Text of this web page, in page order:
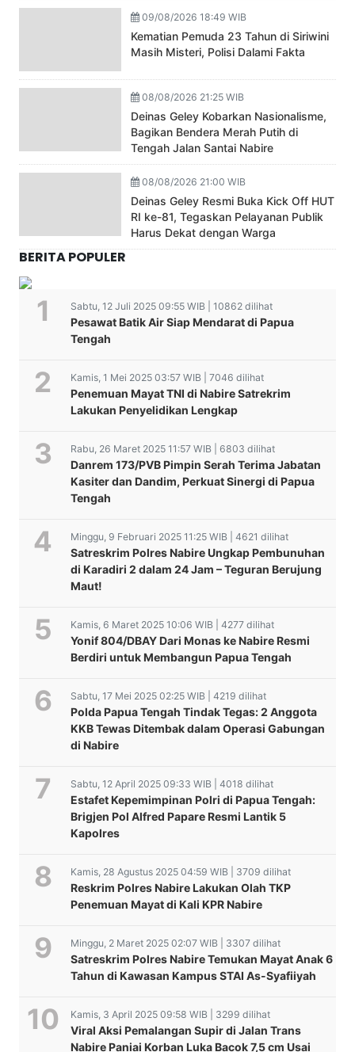
09/08/2026 18:49 WIB
Kematian Pemuda 23 Tahun di Siriwini
Masih Misteri, Polisi Dalami Fakta
08/08/2026 21:25 WIB
Deinas Geley Kobarkan Nasionalisme,
Bagikan Bendera Merah Putih di
Tengah Jalan Santai Nabire
08/08/2026 21:00 WIB
Deinas Geley Resmi Buka Kick Off HUT
RI ke-81, Tegaskan Pelayanan Publik
Harus Dekat dengan Warga
BERITA POPULER
Sabtu, 12 Juli 2025 09:55 WIB | 10862 dilihat
Pesawat Batik Air Siap Mendarat di Papua
Tengah
Kamis, 1 Mei 2025 03:57 WIB | 7046 dilihat
Penemuan Mayat TNI di Nabire Satrekrim
Lakukan Penyelidikan Lengkap
Rabu, 26 Maret 2025 11:57 WIB | 6803 dilihat
Danrem 173/PVB Pimpin Serah Terima Jabatan
Kasiter dan Dandim, Perkuat Sinergi di Papua
Tengah
Minggu, 9 Februari 2025 11:25 WIB | 4621 dilihat
Satreskrim Polres Nabire Ungkap Pembunuhan
di Karadiri 2 dalam 24 Jam – Teguran Berujung
Maut!
Kamis, 6 Maret 2025 10:06 WIB | 4277 dilihat
Yonif 804/DBAY Dari Monas ke Nabire Resmi
Berdiri untuk Membangun Papua Tengah
Sabtu, 17 Mei 2025 02:25 WIB | 4219 dilihat
Polda Papua Tengah Tindak Tegas: 2 Anggota
KKB Tewas Ditembak dalam Operasi Gabungan
di Nabire
Sabtu, 12 April 2025 09:33 WIB | 4018 dilihat
Estafet Kepemimpinan Polri di Papua Tengah:
Brigjen Pol Alfred Papare Resmi Lantik 5
Kapolres
Kamis, 28 Agustus 2025 04:59 WIB | 3709 dilihat
Reskrim Polres Nabire Lakukan Olah TKP
Penemuan Mayat di Kali KPR Nabire
Minggu, 2 Maret 2025 02:07 WIB | 3307 dilihat
Satreskrim Polres Nabire Temukan Mayat Anak 6
Tahun di Kawasan Kampus STAI As-Syafiiyah
Kamis, 3 April 2025 09:58 WIB | 3299 dilihat
Viral Aksi Pemalangan Supir di Jalan Trans
Nabire Paniai Korban Luka Bacok 7,5 cm Usai
Mutasi Pejabat Utama
Forkopimda Nabire